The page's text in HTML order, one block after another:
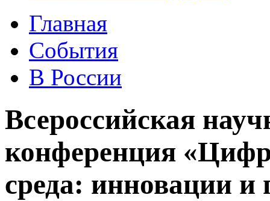
Главная
События
В России
Всероссийская
конференция
среда: инновации и